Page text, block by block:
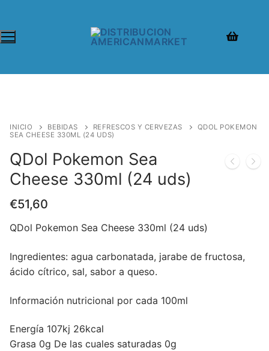
INICIO BEBIDAS REFRESCOS Y CERVEZAS
QDOL POKEMON
SEA CHEESE 330ML (24 UDS)
QDol Pokemon Sea
Cheese 330ml (24 uds)
€51,60
QDol Pokemon Sea Cheese 330ml (24 uds)
Ingredientes: agua carbonatada, jarabe de fructosa,
ácido cítrico, sal, sabor a queso.
Información nutricional por cada 100ml
Energía 107kj 26kcal
Grasa 0g De las cuales saturadas 0g